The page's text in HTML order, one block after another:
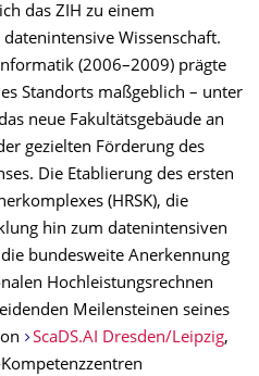
das ZIH zu einem
Wissenschaft.
(2006–2009) prägte
Standorts maßgeblich – unter
neue Fakultätsgebäude an
gezielten Förderung des
Die Etablierung des ersten
(HRSK), die
hin zum datenintensiven
bundesweite Anerkennung
Hochleistungsrechnen
Meilensteinen seines
ScaDS.AI Dresden/Leipzig,